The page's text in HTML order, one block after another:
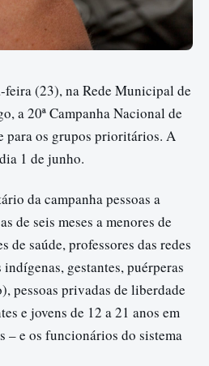
feira (23), na Rede Municipal de
a 20ª Campanha Nacional de
para os grupos prioritários. A
1 de junho.
da campanha pessoas a
de seis meses a menores de
de saúde, professores das redes
gestantes, puérperas
pessoas privadas de liberdade
e jovens de 12 a 21 anos em
– e os funcionários do sistema